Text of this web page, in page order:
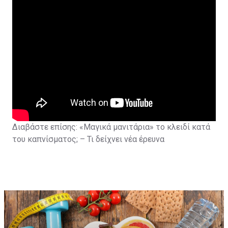
Διαβάστε επίσης: «Μαγικά μανιτάρια» το κλειδί κατά
του καπνίσματος; – Τι δείχνει νέα έρευνα